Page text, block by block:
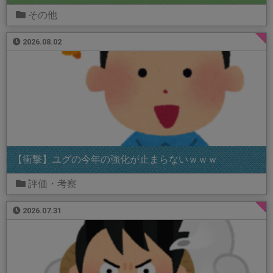
その他
2026.08.02
【衝撃】ユグの今年の強化が止まらないｗｗｗ
評価・考察
2026.07.31